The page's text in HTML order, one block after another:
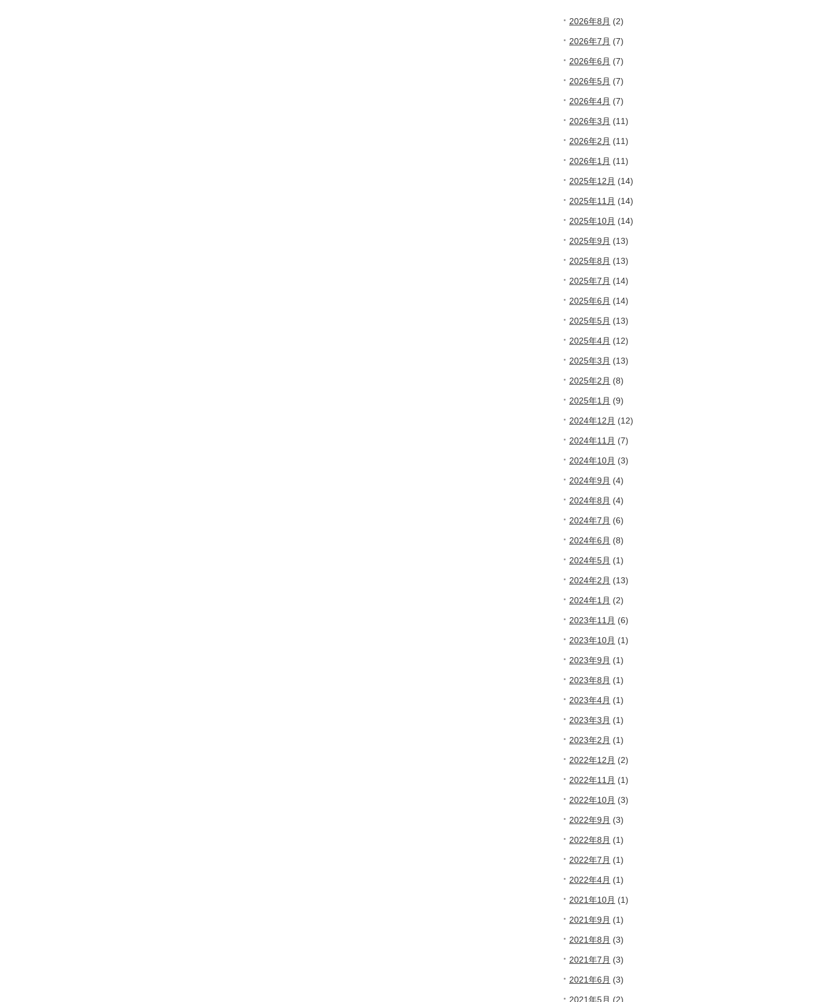
2026年8月 (2)
2026年7月 (7)
2026年6月 (7)
2026年5月 (7)
2026年4月 (7)
2026年3月 (11)
2026年2月 (11)
2026年1月 (11)
2025年12月 (14)
2025年11月 (14)
2025年10月 (14)
2025年9月 (13)
2025年8月 (13)
2025年7月 (14)
2025年6月 (14)
2025年5月 (13)
2025年4月 (12)
2025年3月 (13)
2025年2月 (8)
2025年1月 (9)
2024年12月 (12)
2024年11月 (7)
2024年10月 (3)
2024年9月 (4)
2024年8月 (4)
2024年7月 (6)
2024年6月 (8)
2024年5月 (1)
2024年2月 (13)
2024年1月 (2)
2023年11月 (6)
2023年10月 (1)
2023年9月 (1)
2023年8月 (1)
2023年4月 (1)
2023年3月 (1)
2023年2月 (1)
2022年12月 (2)
2022年11月 (1)
2022年10月 (3)
2022年9月 (3)
2022年8月 (1)
2022年7月 (1)
2022年4月 (1)
2021年10月 (1)
2021年9月 (1)
2021年8月 (3)
2021年7月 (3)
2021年6月 (3)
2021年5月 (2)